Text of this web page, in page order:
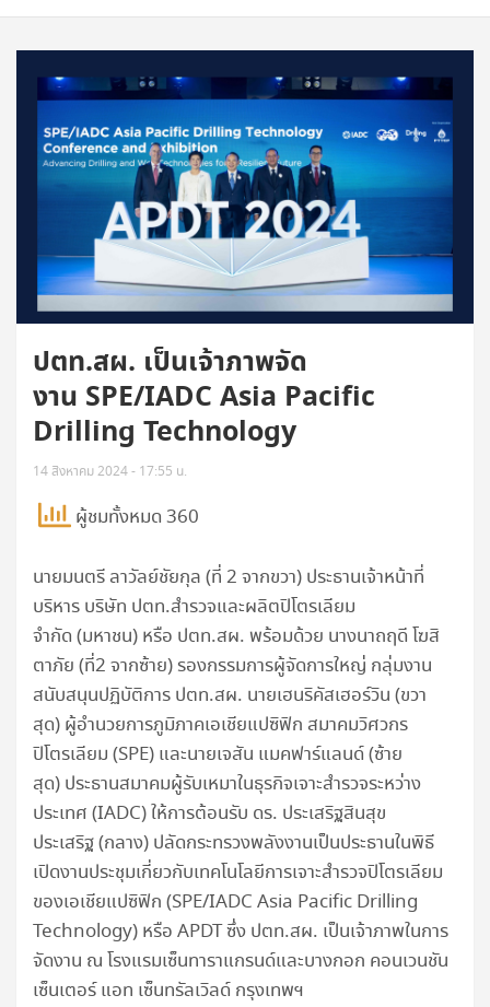
ปตท.สผ. เป็นเจ้าภาพจัด
งาน SPE/IADC Asia Pacific
Drilling Technology
14 สิงหาคม 2024 - 17:55 น.
ผู้ชมทั้งหมด 360
นายมนตรี ลาวัลย์ชัยกุล (ที่ 2 จากขวา) ประธานเจ้าหน้าที่
บริหาร บริษัท ปตท.สำรวจและผลิตปิโตรเลียม
จำกัด (มหาชน) หรือ ปตท.สผ. พร้อมด้วย นางนาถฤดี โฆสิ
ตาภัย (ที่2 จากซ้าย) รองกรรมการผู้จัดการใหญ่ กลุ่มงาน
สนับสนุนปฏิบัติการ ปตท.สผ. นายเฮนริคัสเฮอร์วิน (ขวา
สุด) ผู้อำนวยการภูมิภาคเอเชียแปซิฟิก สมาคมวิศวกร
ปิโตรเลียม (SPE) และนายเจสัน แมคฟาร์แลนด์ (ซ้าย
สุด) ประธานสมาคมผู้รับเหมาในธุรกิจเจาะสำรวจระหว่าง
ประเทศ (IADC) ให้การต้อนรับ ดร. ประเสริฐสินสุข
ประเสริฐ (กลาง) ปลัดกระทรวงพลังงานเป็นประธานในพิธี
เปิดงานประชุมเกี่ยวกับเทคโนโลยีการเจาะสำรวจปิโตรเลียม
ของเอเชียแปซิฟิก (SPE/IADC Asia Pacific Drilling
Technology) หรือ APDT ซึ่ง ปตท.สผ. เป็นเจ้าภาพในการ
จัดงาน ณ โรงแรมเซ็นทาราแกรนด์และบางกอก คอนเวนชัน
เซ็นเตอร์ แอท เซ็นทรัลเวิลด์ กรุงเทพฯ